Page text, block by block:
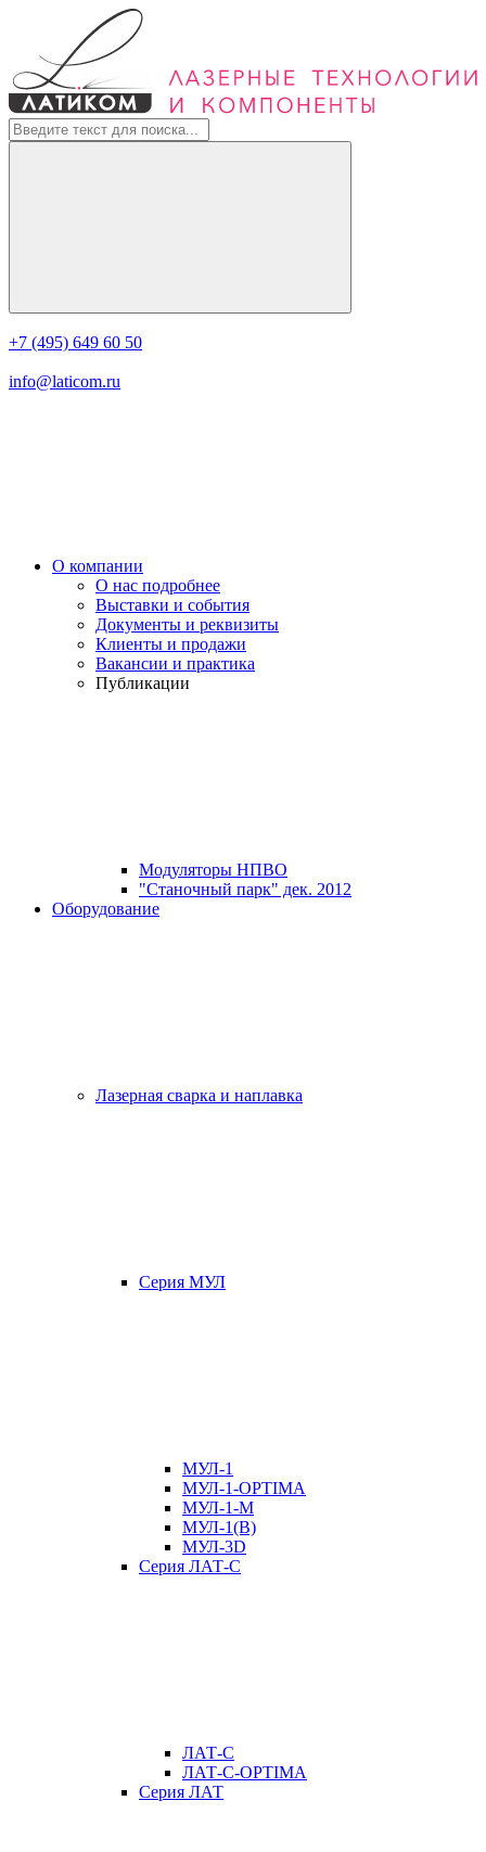
+7 (495) 649 60 50
info@laticom.ru
О компании
О нас подробнее
Выставки и события
Документы и реквизиты
Клиенты и продажи
Вакансии и практика
Публикации
Модуляторы НПВО
"Станочный парк" дек. 2012
Оборудование
Лазерная сварка и наплавка
Серия МУЛ
МУЛ-1
МУЛ-1-OPTIMA
МУЛ-1-М
МУЛ-1(В)
МУЛ-3D
Серия ЛАТ-С
ЛАТ-С
ЛАТ-С-OPTIMA
Серия ЛАТ